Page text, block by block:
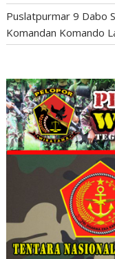
Puslatpurmar 9 Dabo
Komandan Komando